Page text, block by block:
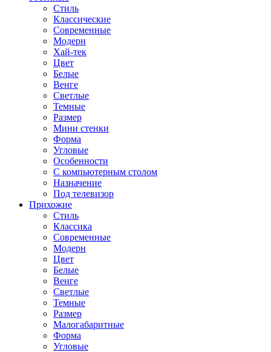
Стиль
Классические
Современные
Модерн
Хай-тек
Цвет
Белые
Венге
Светлые
Темные
Размер
Мини стенки
Форма
Угловые
Особенности
С компьютерным столом
Назначение
Под телевизор
Прихожие
Стиль
Классика
Современные
Модерн
Цвет
Белые
Венге
Светлые
Темные
Размер
Малогабаритные
Форма
Угловые